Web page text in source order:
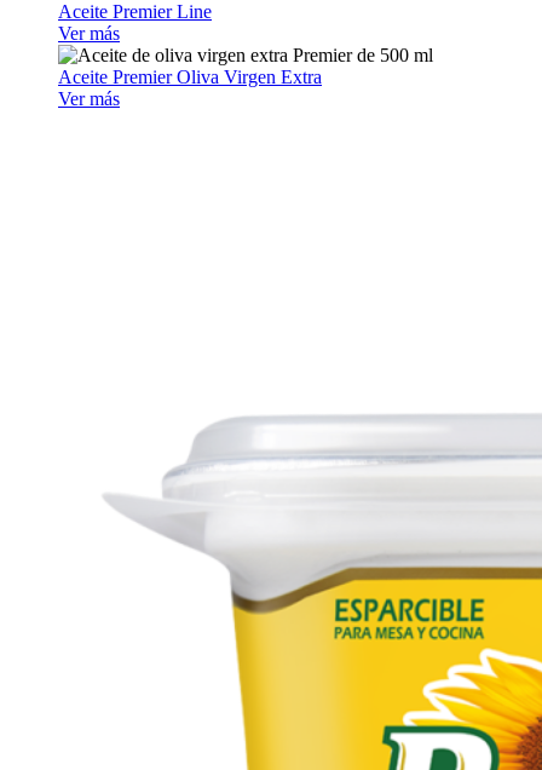
Aceite Premier Line
Ver más
Aceite Premier Oliva Virgen Extra
Ver más